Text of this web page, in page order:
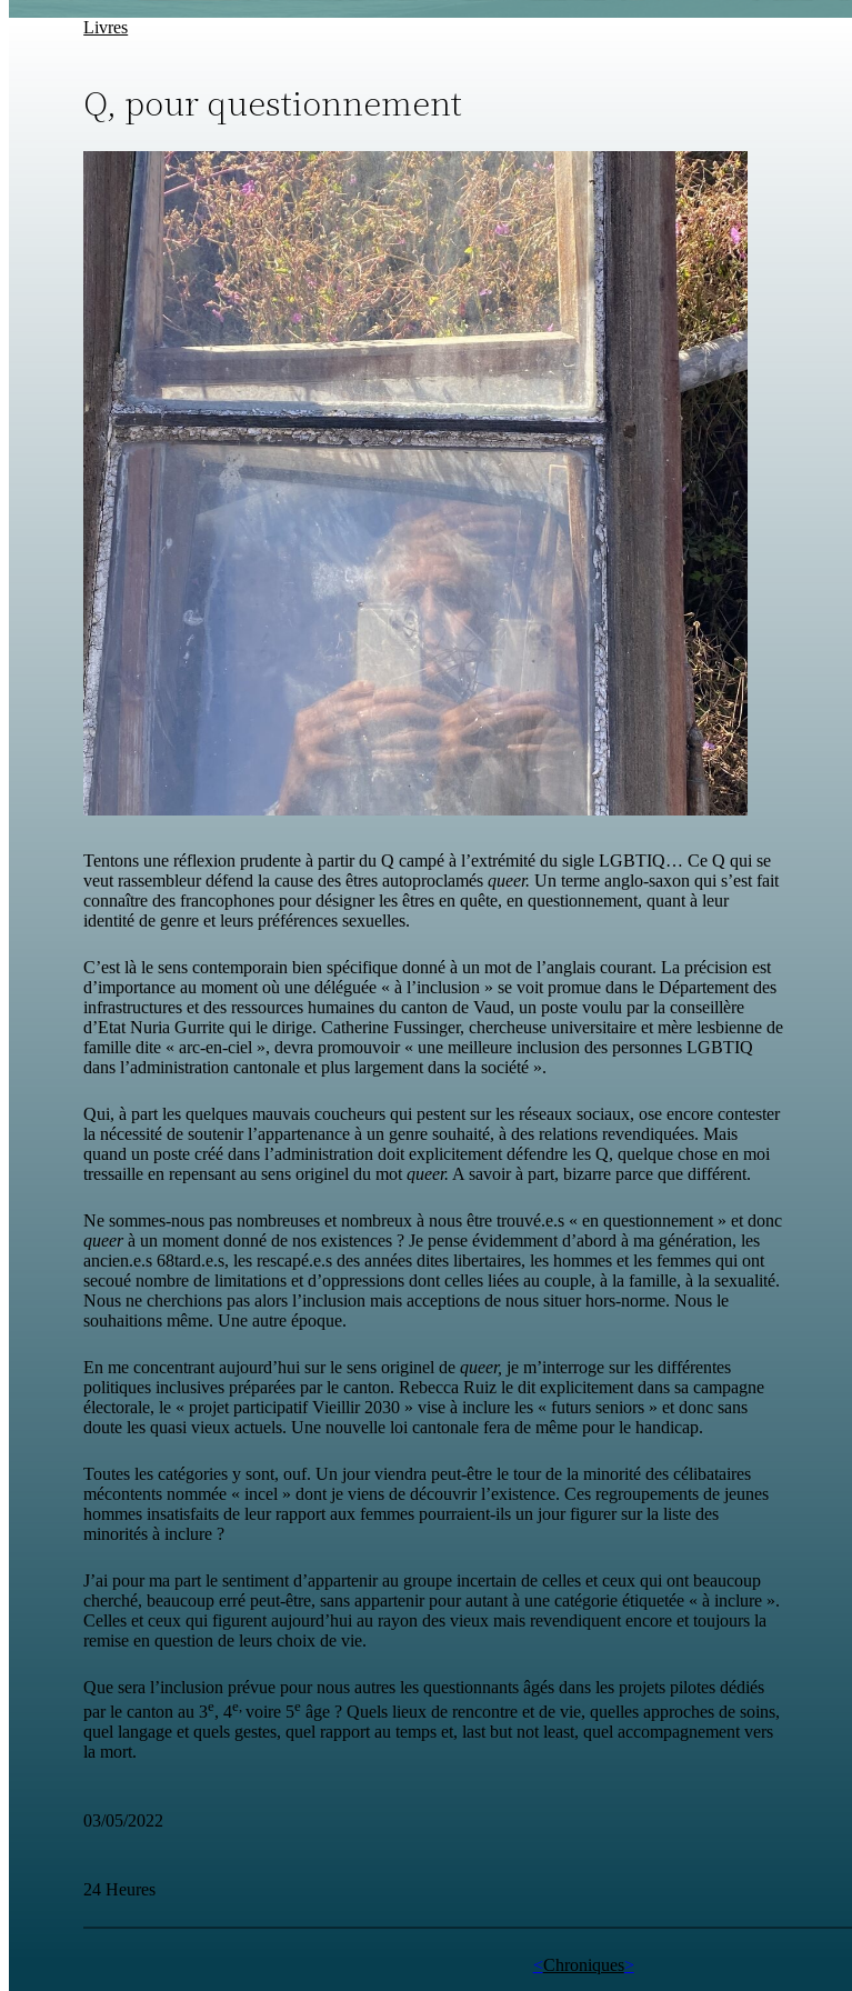
Livres
Q, pour questionnement
Tentons une réflexion prudente à partir du Q campé à l’extrémité du sigle LGBTIQ… Ce Q qui se
veut rassembleur défend la cause des êtres autoproclamésqueer.Un terme anglo-saxon qui s’est fait
connaître des francophones pour désigner les êtres en quête, en questionnement, quant à leur
identité de genre et leurs préférences sexuelles.
C’est là le sens contemporain bien spécifique donné à un mot de l’anglais courant. La précision est
d’importance au moment où une déléguée « à l’inclusion » se voit promue dans le Département des
infrastructures et des ressources humaines du canton de Vaud, un poste voulu par la conseillère
d’Etat Nuria Gurrite qui le dirige. Catherine Fussinger, chercheuse universitaire et mère lesbienne de
famille dite « arc-en-ciel », devra promouvoir « une meilleure inclusion des personnes LGBTIQ
dans l’administration cantonale et plus largement dans la société ».
Qui, à part les quelques mauvais coucheurs qui pestent sur les réseaux sociaux, ose encore contester
la nécessité de soutenir l’appartenance à un genre souhaité, à des relations revendiquées. Mais
quand un poste créé dans l’administration doit explicitement défendre les Q, quelque chose en moi
tressaille en repensant au sens originel du motqueer. A savoir à part, bizarre parce que différent.
Ne sommes-nous pas nombreuses et nombreux à nous être trouvé.e.s « en questionnement » et donc
queerà un moment donné de nos existences ? Je pense évidemment d’abord à ma génération, les
ancien.e.s 68tard.e.s, les rescapé.e.s des années dites libertaires, les hommes et les femmes qui ont
secoué nombre de limitations et d’oppressions dont celles liées au couple, à la famille, à la sexualité.
Nous ne cherchions pas alors l’inclusion mais acceptions de nous situer hors-norme. Nous le
souhaitions même. Une autre époque.
En me concentrant aujourd’hui sur le sens originel dequeer, je m’interroge sur les différentes
politiques inclusives préparées par le canton. Rebecca Ruiz le dit explicitement dans sa campagne
électorale, le « projet participatif Vieillir 2030 » vise à inclure les « futurs seniors » et donc sans
doute les quasi vieux actuels. Une nouvelle loi cantonale fera de même pour le handicap.
Toutes les catégories y sont, ouf. Un jour viendra peut-être le tour de la minorité des célibataires
mécontents nommée « incel » dont je viens de découvrir l’existence. Ces regroupements de jeunes
hommes insatisfaits de leur rapport aux femmes pourraient-ils un jour figurer sur la liste des
minorités à inclure ?
J’ai pour ma part le sentiment d’appartenir au groupe incertain de celles et ceux qui ont beaucoup
cherché, beaucoup erré peut-être, sans appartenir pour autant à une catégorie étiquetée « à inclure ».
Celles et ceux qui figurent aujourd’hui au rayon des vieux mais revendiquent encore et toujours la
remise en question de leurs choix de vie.
Que sera l’inclusion prévue pour nous autres les questionnants âgés dans les projets pilotes dédiés
par le canton au 3e, 4e,voire 5e âge ? Quels lieux de rencontre et de vie, quelles approches de soins,
quel langage et quels gestes, quel rapport au temps et, last but not least, quel accompagnement vers
la mort.
03/05/2022
24 Heures
<Chroniques>